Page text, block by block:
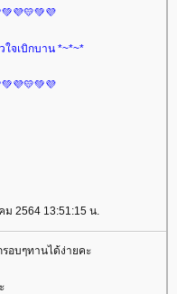
จเบิกบาน *~*~*
ม 2564 13:51:15 น.
รอบๆทานได้ง่ายคะ